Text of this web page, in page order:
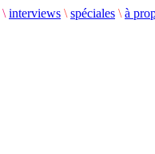
\ interviews \ spéciales \ à